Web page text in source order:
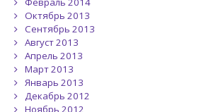
Октябрь 2013
Сентябрь 2013
Август 2013
Апрель 2013
Март 2013
Январь 2013
Декабрь 2012
Ноябрь 2012